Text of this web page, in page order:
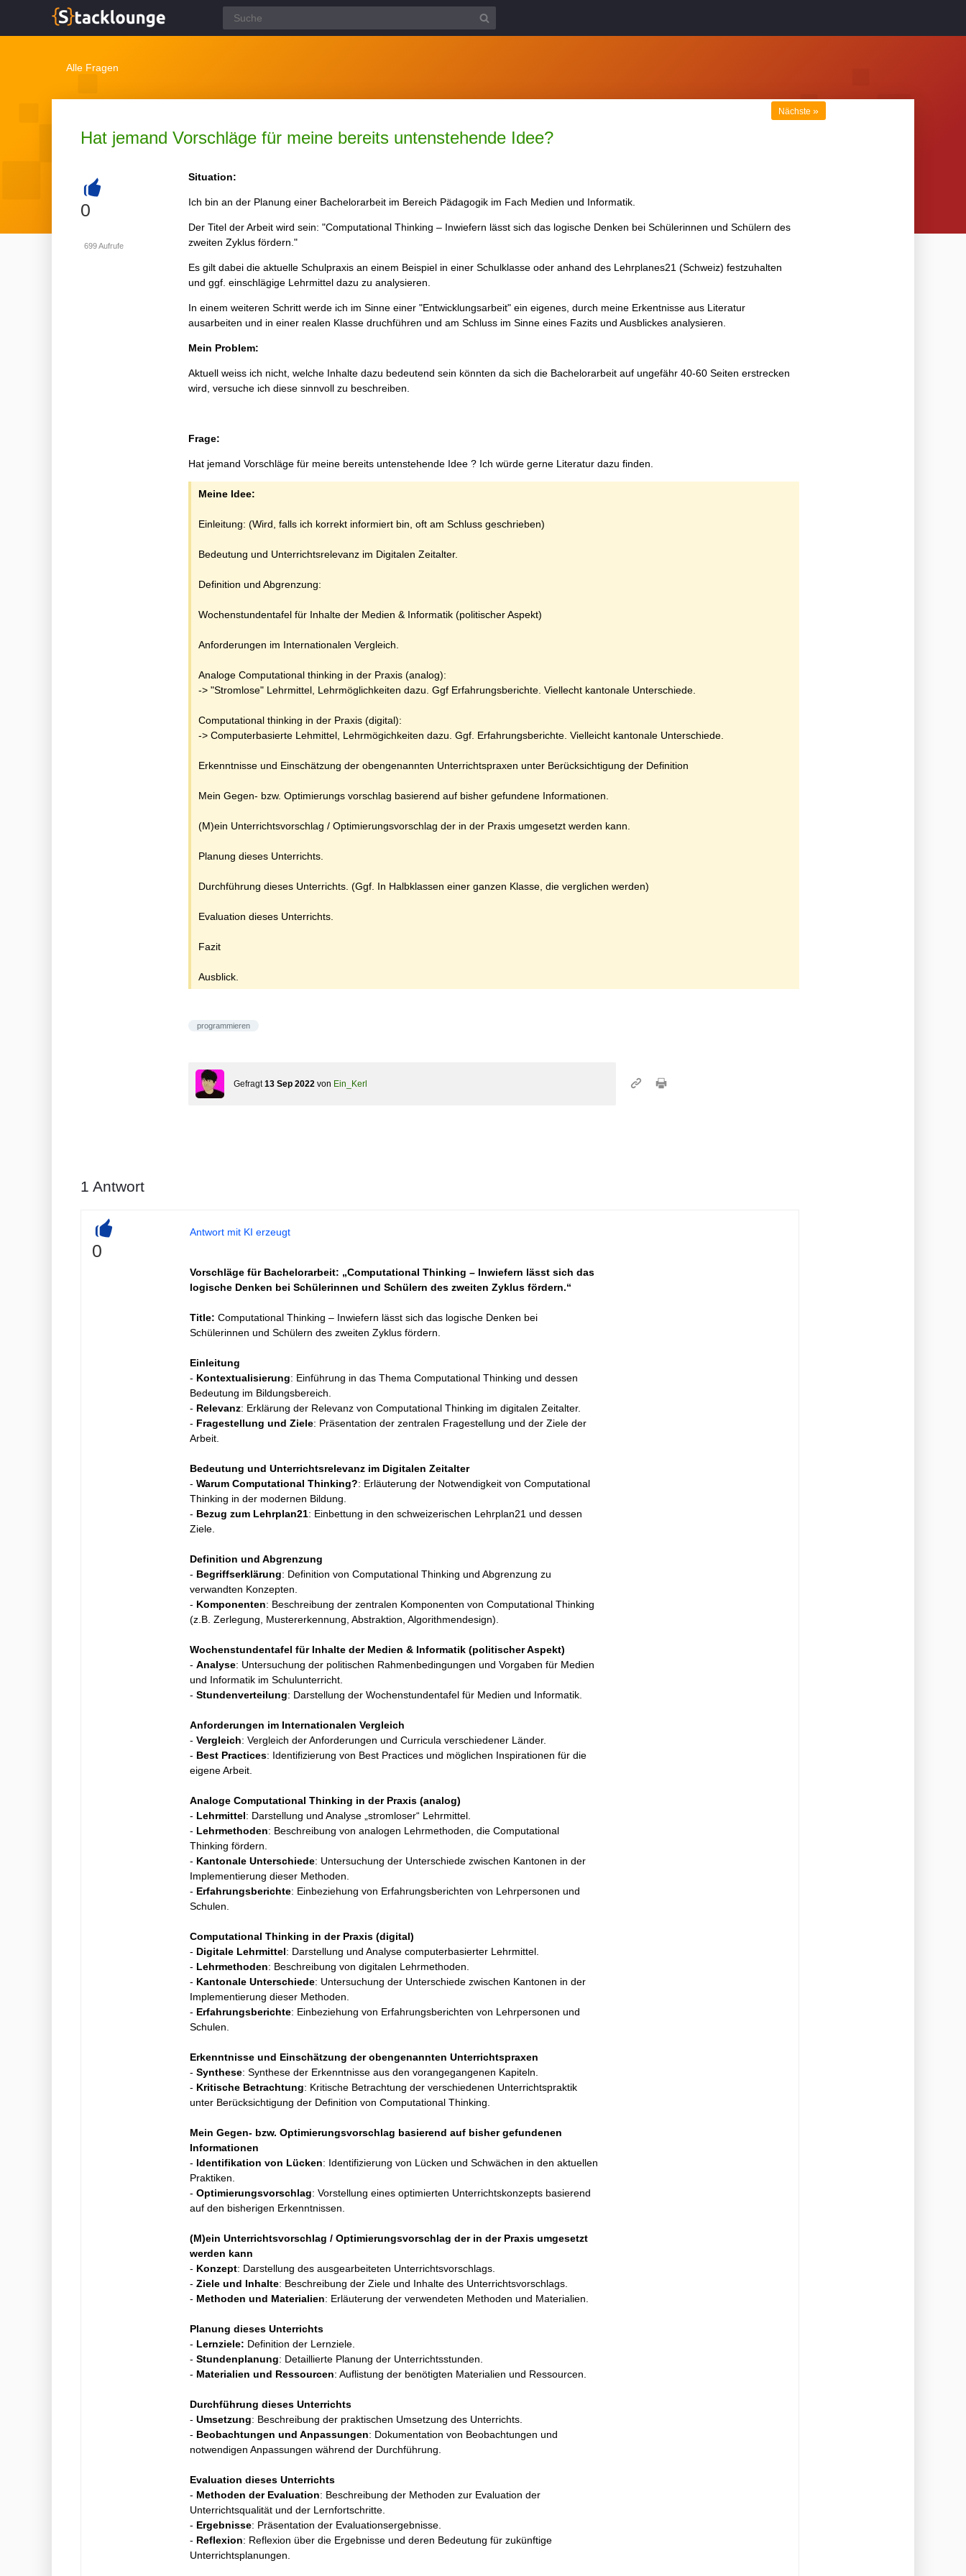
Alle Fragen
Hat jemand Vorschläge für meine bereits untenstehende Idee?
Nächste »
+
0
699Aufrufe
Situation:
Ich bin an der Planung einer Bachelorarbeit im Bereich Pädagogik im Fach Medien und Informatik.
Der Titel der Arbeit wird sein: "Computational Thinking – Inwiefern lässt sich das logische Denken bei Schülerinnen und Schülern des
zweiten Zyklus fördern."
Es gilt dabei die aktuelle Schulpraxis an einem Beispiel in einer Schulklasse oder anhand des Lehrplanes21 (Schweiz) festzuhalten
und ggf. einschlägige Lehrmittel dazu zu analysieren.
In einem weiteren Schritt werde ich im Sinne einer "Entwicklungsarbeit" ein eigenes, durch meine Erkentnisse aus Literatur
ausarbeiten und in einer realen Klasse druchführen und am Schluss im Sinne eines Fazits und Ausblickes analysieren.
Mein Problem:
Aktuell weiss ich nicht, welche Inhalte dazu bedeutend sein könnten da sich die Bachelorarbeit auf ungefähr 40-60 Seiten erstrecken
wird, versuche ich diese sinnvoll zu beschreiben.
Frage:
Hat jemand Vorschläge für meine bereits untenstehende Idee ? Ich würde gerne Literatur dazu finden.
Meine Idee:
Einleitung: (Wird, falls ich korrekt informiert bin, oft am Schluss geschrieben)
Bedeutung und Unterrichtsrelevanz im Digitalen Zeitalter.
Definition und Abgrenzung:
Wochenstundentafel für Inhalte der Medien & Informatik (politischer Aspekt)
Anforderungen im Internationalen Vergleich.
Analoge Computational thinking in der Praxis (analog):
-> "Stromlose" Lehrmittel, Lehrmöglichkeiten dazu. Ggf Erfahrungsberichte. Viellecht kantonale Unterschiede.
Computational thinking in der Praxis (digital):
-> Computerbasierte Lehmittel, Lehrmögichkeiten dazu. Ggf. Erfahrungsberichte. Vielleicht kantonale Unterschiede.
Erkenntnisse und Einschätzung der obengenannten Unterrichtspraxen unter Berücksichtigung der Definition
Mein Gegen- bzw. Optimierungs vorschlag basierend auf bisher gefundene Informationen.
(M)ein Unterrichtsvorschlag / Optimierungsvorschlag der in der Praxis umgesetzt werden kann.
Planung dieses Unterrichts.
Durchführung dieses Unterrichts. (Ggf. In Halbklassen einer ganzen Klasse, die verglichen werden)
Evaluation dieses Unterrichts.
Fazit
Ausblick.
programmieren
Gefragt 13 Sep 2022 von Ein_Kerl
1 Antwort
+
0
Antwort mit KI erzeugt
Vorschläge für Bachelorarbeit: „Computational Thinking – Inwiefern lässt sich das
logische Denken bei Schülerinnen und Schülern des zweiten Zyklus fördern.“
Title: Computational Thinking – Inwiefern lässt sich das logische Denken bei
Schülerinnen und Schülern des zweiten Zyklus fördern.
Einleitung
- Kontextualisierung: Einführung in das Thema Computational Thinking und dessen
Bedeutung im Bildungsbereich.
- Relevanz: Erklärung der Relevanz von Computational Thinking im digitalen Zeitalter.
- Fragestellung und Ziele: Präsentation der zentralen Fragestellung und der Ziele der
Arbeit.
Bedeutung und Unterrichtsrelevanz im Digitalen Zeitalter
- Warum Computational Thinking?: Erläuterung der Notwendigkeit von Computational
Thinking in der modernen Bildung.
- Bezug zum Lehrplan21: Einbettung in den schweizerischen Lehrplan21 und dessen
Ziele.
Definition und Abgrenzung
- Begriffserklärung: Definition von Computational Thinking und Abgrenzung zu
verwandten Konzepten.
- Komponenten: Beschreibung der zentralen Komponenten von Computational Thinking
(z.B. Zerlegung, Mustererkennung, Abstraktion, Algorithmendesign).
Wochenstundentafel für Inhalte der Medien & Informatik (politischer Aspekt)
- Analyse: Untersuchung der politischen Rahmenbedingungen und Vorgaben für Medien
und Informatik im Schulunterricht.
- Stundenverteilung: Darstellung der Wochenstundentafel für Medien und Informatik.
Anforderungen im Internationalen Vergleich
- Vergleich: Vergleich der Anforderungen und Curricula verschiedener Länder.
- Best Practices: Identifizierung von Best Practices und möglichen Inspirationen für die
eigene Arbeit.
Analoge Computational Thinking in der Praxis (analog)
- Lehrmittel: Darstellung und Analyse „stromloser“ Lehrmittel.
- Lehrmethoden: Beschreibung von analogen Lehrmethoden, die Computational
Thinking fördern.
- Kantonale Unterschiede: Untersuchung der Unterschiede zwischen Kantonen in der
Implementierung dieser Methoden.
- Erfahrungsberichte: Einbeziehung von Erfahrungsberichten von Lehrpersonen und
Schulen.
Computational Thinking in der Praxis (digital)
- Digitale Lehrmittel: Darstellung und Analyse computerbasierter Lehrmittel.
- Lehrmethoden: Beschreibung von digitalen Lehrmethoden.
- Kantonale Unterschiede: Untersuchung der Unterschiede zwischen Kantonen in der
Implementierung dieser Methoden.
- Erfahrungsberichte: Einbeziehung von Erfahrungsberichten von Lehrpersonen und
Schulen.
Erkenntnisse und Einschätzung der obengenannten Unterrichtspraxen
- Synthese: Synthese der Erkenntnisse aus den vorangegangenen Kapiteln.
- Kritische Betrachtung: Kritische Betrachtung der verschiedenen Unterrichtspraktik
unter Berücksichtigung der Definition von Computational Thinking.
Mein Gegen- bzw. Optimierungsvorschlag basierend auf bisher gefundenen
Informationen
- Identifikation von Lücken: Identifizierung von Lücken und Schwächen in den aktuellen
Praktiken.
- Optimierungsvorschlag: Vorstellung eines optimierten Unterrichtskonzepts basierend
auf den bisherigen Erkenntnissen.
(M)ein Unterrichtsvorschlag / Optimierungsvorschlag der in der Praxis umgesetzt
werden kann
- Konzept: Darstellung des ausgearbeiteten Unterrichtsvorschlags.
- Ziele und Inhalte: Beschreibung der Ziele und Inhalte des Unterrichtsvorschlags.
- Methoden und Materialien: Erläuterung der verwendeten Methoden und Materialien.
Planung dieses Unterrichts
- Lernziele: Definition der Lernziele.
- Stundenplanung: Detaillierte Planung der Unterrichtsstunden.
- Materialien und Ressourcen: Auflistung der benötigten Materialien und Ressourcen.
Durchführung dieses Unterrichts
- Umsetzung: Beschreibung der praktischen Umsetzung des Unterrichts.
- Beobachtungen und Anpassungen: Dokumentation von Beobachtungen und
notwendigen Anpassungen während der Durchführung.
Evaluation dieses Unterrichts
- Methoden der Evaluation: Beschreibung der Methoden zur Evaluation der
Unterrichtsqualität und der Lernfortschritte.
- Ergebnisse: Präsentation der Evaluationsergebnisse.
- Reflexion: Reflexion über die Ergebnisse und deren Bedeutung für zukünftige
Unterrichtsplanungen.